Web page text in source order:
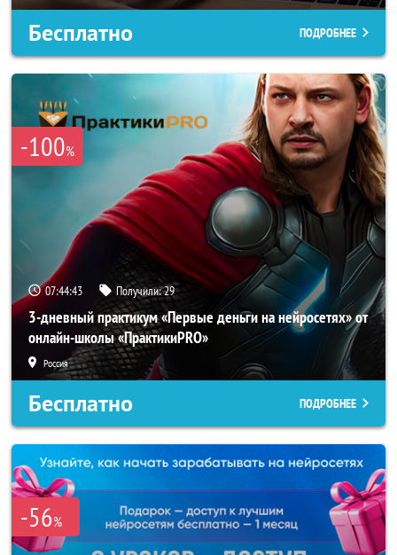
Бесплатно ПОДРОБНЕЕ
-100%
07:44:42 Получили:29
3-дневный практикум «Первые деньги на нейросетях» от
онлайн-школы «ПрактикиPRO»
Россия
Бесплатно ПОДРОБНЕЕ
-56%